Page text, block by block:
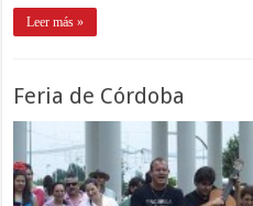
Leer más »
Feria de Córdoba